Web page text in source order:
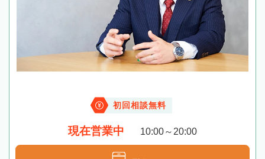
初回相談無料
現在営業中 10:00～20:00